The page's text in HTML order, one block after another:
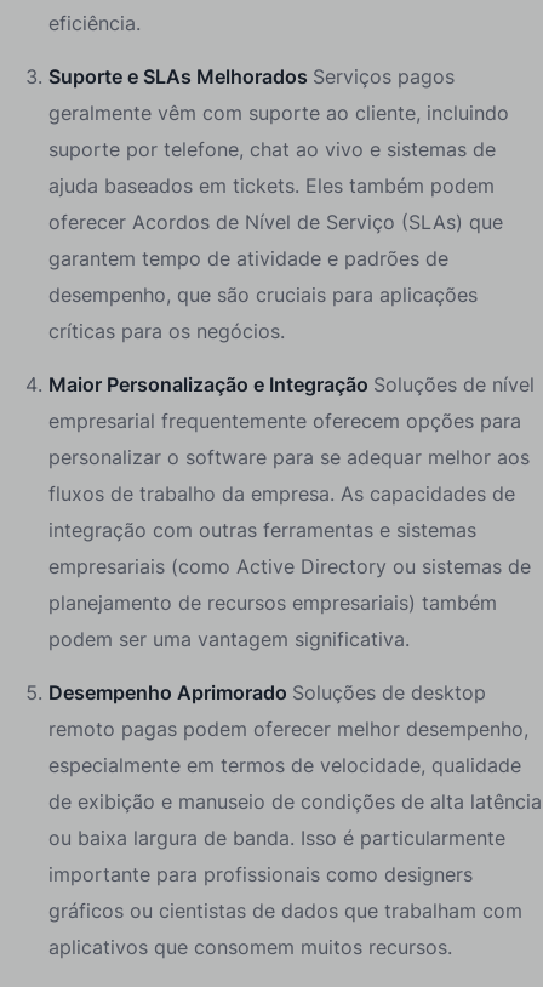
eficiência.
Suporte e SLAs Melhorados Serviços pagos
geralmente vêm com suporte ao cliente, incluindo
suporte por telefone, chat ao vivo e sistemas de
ajuda baseados em tickets. Eles também podem
oferecer Acordos de Nível de Serviço (SLAs) que
garantem tempo de atividade e padrões de
desempenho, que são cruciais para aplicações
críticas para os negócios.
Maior Personalização e Integração Soluções de nível
empresarial frequentemente oferecem opções para
personalizar o software para se adequar melhor aos
fluxos de trabalho da empresa. As capacidades de
integração com outras ferramentas e sistemas
empresariais (como Active Directory ou sistemas de
planejamento de recursos empresariais) também
podem ser uma vantagem significativa.
Desempenho Aprimorado Soluções de desktop
remoto pagas podem oferecer melhor desempenho,
especialmente em termos de velocidade, qualidade
de exibição e manuseio de condições de alta latência
ou baixa largura de banda. Isso é particularmente
importante para profissionais como designers
gráficos ou cientistas de dados que trabalham com
aplicativos que consomem muitos recursos.